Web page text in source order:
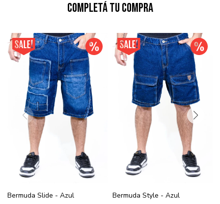
Completá tu compra
Bermuda Slide - Azul Bermuda Style - Azul